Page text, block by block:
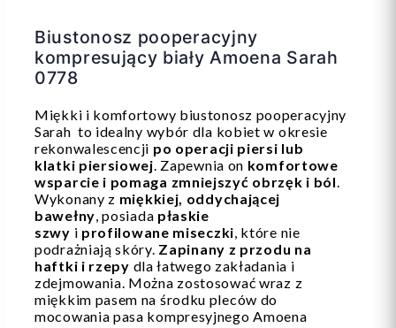
Biustonosz pooperacyjny
kompresujący biały Amoena Sarah
0778
Miękki i komfortowy biustonosz pooperacyjny
Sarah to idealny wybór dla kobiet w okresie
rekonwalescencji po operacji piersi lub
klatki piersiowej . Zapewnia on komfortowe
wsparcie i pomaga zmniejszyć obrzęk i ból
Wykonany z miękkiej, oddychającej
bawełny , posiada płaskie
szwy i profilowane miseczki , które nie
podrażniają skóry. Zapinany z przodu na
haftki i rzepy dla łatwego zakładania i
zdejmowania. Można zostosować wraz z
miękkim pasem na środku pleców do
mocowania pasa kompresyjnego Amoena